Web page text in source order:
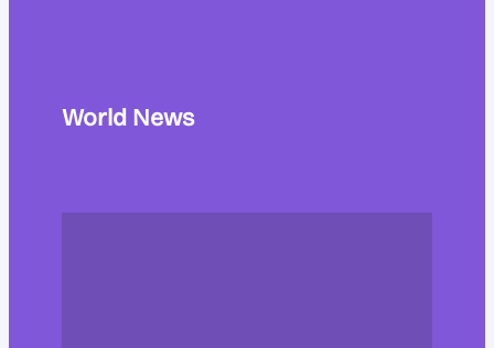
World News